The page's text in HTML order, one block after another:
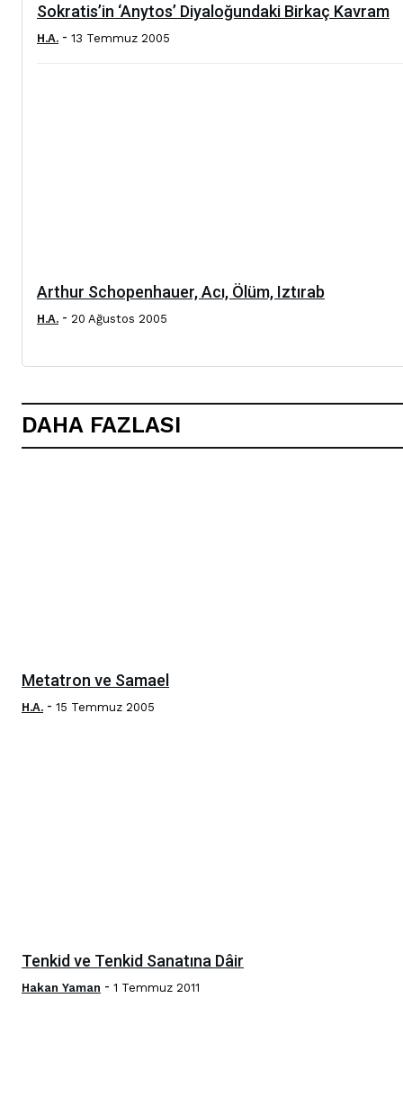
Sokratis’in ‘Anytos’ Diyaloğundaki Birkaç Kavram
H.A. - 13 Temmuz 2005
Arthur Schopenhauer, Acı, Ölüm, Iztırab
H.A. - 20 Ağustos 2005
DAHA FAZLASI
Metatron ve Samael
H.A. - 15 Temmuz 2005
Tenkid ve Tenkid Sanatına Dâir
Hakan Yaman - 1 Temmuz 2011